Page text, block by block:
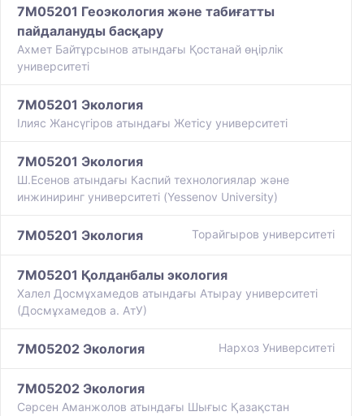
7M05201 Геоэкология жəне табиғатты
пайдалануды басқару
Ахмет Байтұрсынов атындағы Қостанай өңірлік
университеті
7M05201 Экология
Ілияс Жансүгіров атындағы Жетісу университеті
7M05201 Экология
Ш.Есенов атындағы Каспий технологиялар және
инжиниринг университеті (Yessenov University)
7M05201 Экология Торайгыров университеті
7M05201 Қолданбалы экология
Халел Досмұхамедов атындағы Атырау университеті
(Досмұхамедов а. АтУ)
7M05202 Экология Нархоз Университеті
7M05202 Экология
Сәрсен Аманжолов атындағы Шығыс Қазақстан